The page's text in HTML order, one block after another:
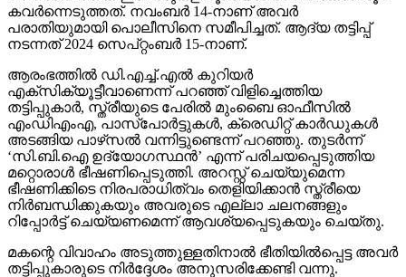
കവര്‍ന്നെടുത്തത്. നവംബര്‍ 14-നാണ് അവര്‍
പരാതിയുമായി പൊലീസിനെ സമീപിച്ചത്. ആദ്യ തട്ടിപ്പ്
നടന്നത് 2024 സെപ്റ്റംബര്‍ 15-നാണ്.
ആരംഭത്തില്‍ ഡി.എച്ച്.എല്‍ കുറിയര്‍
എക്‌സിക്യൂട്ടീവാണെന്ന് പറഞ്ഞ് വിളിച്ചെത്തിയ
തട്ടിപ്പുകാര്‍, സ്ത്രീയുടെ പേരില്‍ മുംബൈ ഓഫീസില്‍
എംഡിഎംഎ, പാസ്പോര്‍ട്ടുകള്‍, ക്രെഡിറ്റ് കാര്‍ഡുകള്‍
അടങ്ങിയ പാഴ്‌സല്‍ വന്നിട്ടുണ്ടെന്ന് പറഞ്ഞു. തുടര്‍ന്ന്
‘സി.ബി.ഐ ഉദ്യോഗസ്ഥന്‍’ എന്ന് പരിചയപ്പെടുത്തിയ
മറ്റൊരാള്‍ ഭീഷണിപ്പെടുത്തി. അറസ്റ്റ് ചെയ്യുമെന്ന
ഭീഷണിക്കിടെ നിരപരാധിത്വം തെളിയിക്കാന്‍ സ്ത്രീയെ
നിര്‍ബന്ധിക്കുകയും അവരുടെ എല്ലാ ചലനങ്ങളും
റിപ്പോര്‍ട്ട് ചെയ്യണമെന്ന് ആവശ്യപ്പെടുകയും ചെയ്തു.
മകന്റെ വിവാഹം അടുത്തുള്ളതിനാല്‍ ഭീതിയില്‍പ്പെട്ട അവര്‍
തട്ടിപ്പുകാരുടെ നിര്‍ദ്ദേശം അനുസരിക്കേണ്ടി വന്നു.